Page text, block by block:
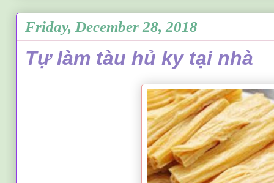
Friday, December 28, 2018
Tự làm tàu hủ ky tại nhà